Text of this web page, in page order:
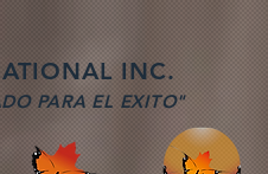
INC.
PARA EL EXITO"